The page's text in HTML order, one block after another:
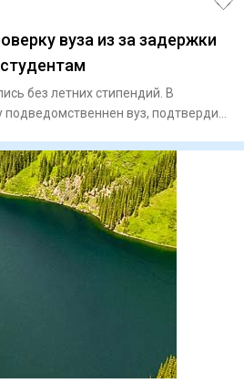
вуза из за задержки
без летних стипендий. В
подведомственнен вуз, подтвердил